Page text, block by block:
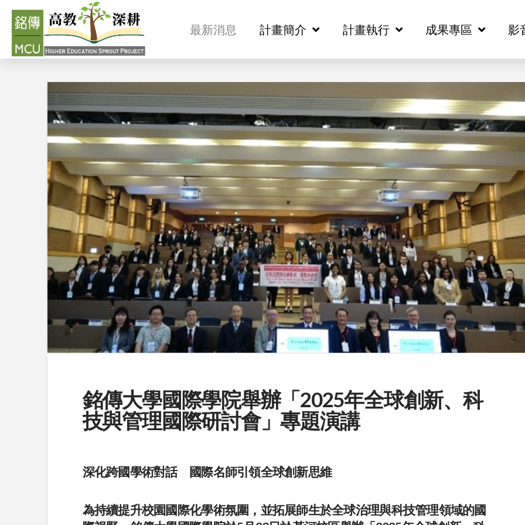
最新消息 計畫簡介 計畫執行 成果專區 影
最新消息 計畫簡介 計畫執行 成果專區 影
銘傳大學國際學院舉辦「2025年全球創新、科
技與管理國際研討會」專題演講
深化跨國學術對話 國際名師引領全球創新思維
為持續提升校園國際化學術氛圍，並拓展師生於全球治理與科技管理領域的國